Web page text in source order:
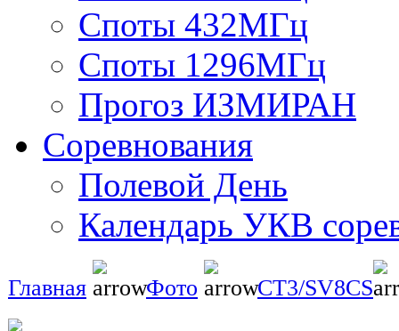
Споты 432МГц
Споты 1296МГц
Прогоз ИЗМИРАН
Соревнования
Полевой День
Календарь УКВ
Главная Фото CT3/SV8CS